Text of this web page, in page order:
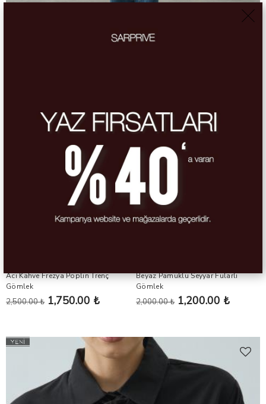
Acı Kahve Frezya Poplin Trenç
Gömlek
2,500.00 ₺ 1,750.00 ₺
Beyaz Pamuklu Seyyar Fularlı
Gömlek
2,000.00 ₺ 1,200.00 ₺